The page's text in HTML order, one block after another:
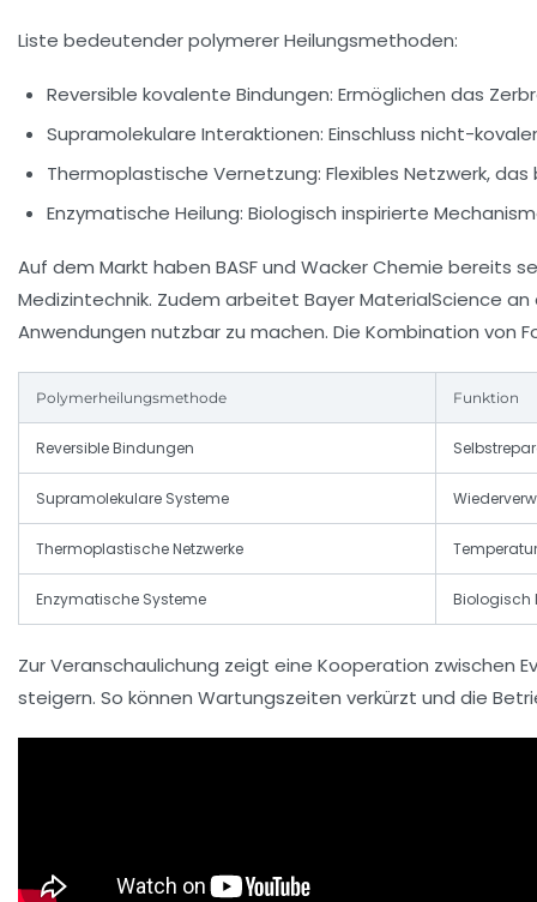
Liste bedeutender polymerer Heilungsmethoden:
Reversible kovalente Bindungen: Ermöglichen das
Supramolekulare Interaktionen: Einschluss nicht-
Thermoplastische Vernetzung: Flexibles Netzwerk,
Enzymatische Heilung: Biologisch inspirierte
Auf dem Markt haben BASF und Wacker Chemie bereits
Medizintechnik. Zudem arbeitet Bayer MaterialScience
Anwendungen nutzbar zu machen. Die Kombination von
Polymerheilungsmethode Funktion
Reversible Bindungen
Supramolekulare Systeme
Thermoplastische Netzwerke
Enzymatische Systeme Biologisch
Zur Veranschaulichung zeigt eine Kooperation zwischen
steigern. So können Wartungszeiten verkürzt und die